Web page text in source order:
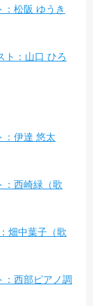
松阪 ゆうき
：山口 ひろ
伊達 悠太
西崎緑（歌
畑中葉子（歌
西部ピアノ調